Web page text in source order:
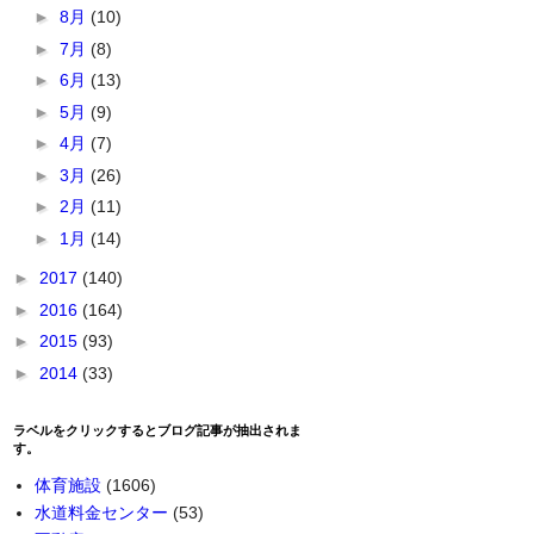
► 8月 (10)
► 7月 (8)
► 6月 (13)
► 5月 (9)
► 4月 (7)
► 3月 (26)
► 2月 (11)
► 1月 (14)
► 2017 (140)
► 2016 (164)
► 2015 (93)
► 2014 (33)
ラベルをクリックするとブログ記事が抽出されま
す。
体育施設 (1606)
水道料金センター (53)